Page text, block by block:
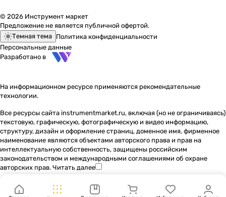
© 2026 Инструмент маркет
Предложение не является публичной офертой.
Темная тема Политика конфиденциальности
Персональные данные
Разработано в
На информационном ресурсе применяются рекомендательные
технологии.
Все ресурсы сайта instrumentmarket.ru, включая (но не ограничиваясь)
текстовую, графическую, фотографическую и видео информацию,
структуру, дизайн и оформление страниц, доменное имя, фирменное
наименование являются объектами авторского права и прав на
интеллектуальную собственность, защищены российским
законодательством и международными соглашениями об охране
авторских прав. Читать далее